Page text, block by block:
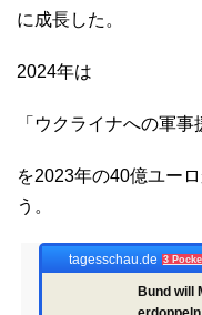
に成長した。
2024年は
「ウクライナへの軍事
を2023年の40億ユー
う。
tagesschau.de 3
Bund will